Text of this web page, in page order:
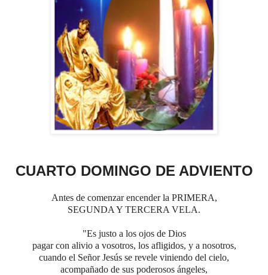
CUARTO DOMINGO DE ADVIENTO
Antes de comenzar encender la PRIMERA,
SEGUNDA Y TERCERA VELA.
"Es justo a los ojos de Dios
pagar con alivio a vosotros, los afligidos, y a nosotros,
cuando el Señor Jesús se revele viniendo del cielo,
acompañado de sus poderosos ángeles,